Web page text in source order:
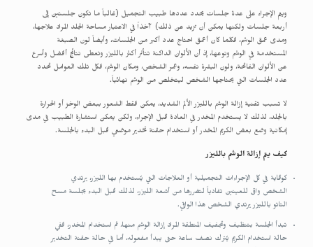
ويتم الإجراء على عدة جلسات يحدد عددها طبيب التجميل (غالباً ما تكون جلستين إلى
أربعة جلسات ولكنها يمكن أن تزيد عن ذلك) آخذاً في الاعتبار مساحة الجلد المراد علاجها،
ومدى عمق الوشم، فكلما كان أعمق احتاج عدد أكبر من الجلسات، وأيضاً لون الصبغة
المستخدمة في الوشم ونوعها، إذ أن الألوان الداكنة تتأثر أكثر بالليزر وتعطى نتائج أفضل وأسرع
عن الألوان الفاتحة، ولون البشرة نفسه، وعمر الشخص، ومكان الوشم، فكل تلك العوامل تحدد
عدد الجلسات التي يحتاجها الشخص ليتخلص من الوشم نهائياً.
لا تسبب تقنية إزالة الوشم بالليزر الألم الشديد، يمكن فقط الشعور ببعض الوخز أو الحرارة
بالجلد، لذلك لا يستخدم المخدر في العادة قبل الإجراء، ولكن يمكن استشارة الطبيب في مدى
إمكانية وضع بعض الكريم المخدر أو استخدام حقنة تخدير موضعي قبل البدء بالجلسة.
كيف يتم إزالة الوشم بالليزر
كوقاية في كل الإجراءات التجميلية أو العلاجات التي يُستخدم بها الليزر، يرتدي
الشخص واق للعينين تفادياً لتضررها من أشعة الليزر، لذلك قبل البدء بجلسة مسح
التاتو بالليزر يرتدي الشخص هذا الواقي.
تبدأ الجلسة بتنظيف وتجفيف المنطقة المراد إزالة الوشم منها، ثم استخدام المخدر، ففي
حالة استخدام الكريم يُترك نصف ساعة حتى يبدأ مفعوله، أما في حالة حقنة التخدير